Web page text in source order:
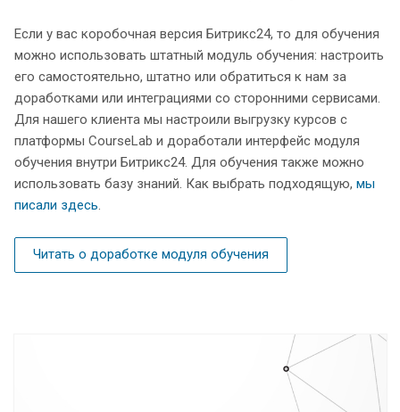
Если у вас коробочная версия Битрикс24, то для обучения
можно использовать штатный модуль обучения: настроить
его самостоятельно, штатно или обратиться к нам за
доработками или интеграциями со сторонними сервисами.
Для нашего клиента мы настроили выгрузку курсов с
платформы CourseLab и доработали интерфейс модуля
обучения внутри Битрикс24. Для обучения также можно
использовать базу знаний. Как выбрать подходящую, мы
писали здесь.
Читать о доработке модуля обучения